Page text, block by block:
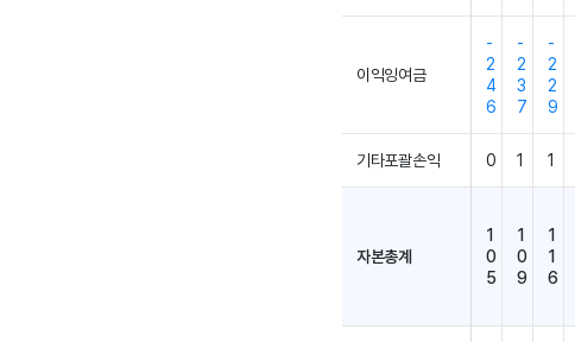
이익잉여금
-
2
4
6
-
2
3
7
-
2
2
9
기타포괄손익 0 1 1
자본총계
1
0
5
1
0
9
1
1
6